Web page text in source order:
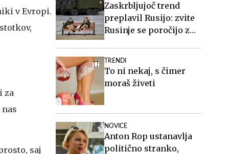
v Evropi.
za
saj
Zaskrbljujoč trend
preplavil Rusijo: zvite
Rusinje se poročijo z
poberejo ves denar
TRENDI
To ni nekaj, s čimer
moraš živeti
NOVICE
Anton Rop ustanavlja
politično stranko,